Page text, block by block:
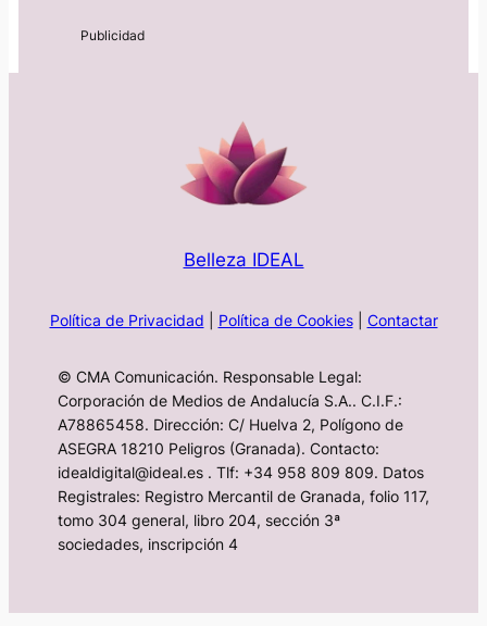
Belleza IDEAL
Política de Privacidad Política de Cookies| Contactar
© CMA Comunicación. Responsable Legal:
Corporación de Medios de Andalucía S.A.. C.I.F.:
A78865458. Dirección: C/ Huelva 2, Polígono de
ASEGRA 18210 Peligros (Granada). Contacto:
idealdigital@ideal.es . Tlf: +34 958 809 809. Datos
Registrales: Registro Mercantil de Granada, folio 117,
tomo 304 general, libro 204, sección 3ª
sociedades, inscripción 4